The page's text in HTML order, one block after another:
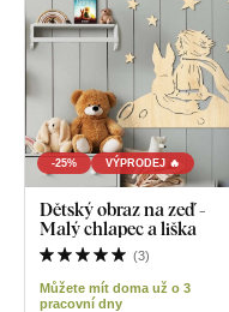
-25% VÝPRODEJ 🔥
Dětský obraz na zeď -
Malý chlapec a liška
(3)
Můžete mít doma už o 3
pracovní dny